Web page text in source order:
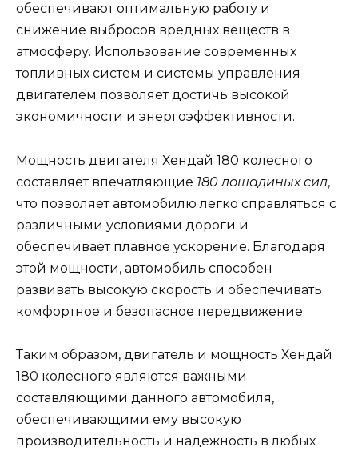
обеспечивают оптимальную работу и
снижение выбросов вредных веществ в
атмосферу. Использование современных
топливных систем и системы управления
двигателем позволяет достичь высокой
экономичности и энергоэффективности.
Мощность двигателя Хендай 180 колесного
составляет впечатляющие 180 лошадиных сил,
что позволяет автомобилю легко справляться с
различными условиями дороги и
обеспечивает плавное ускорение. Благодаря
этой мощности, автомобиль способен
развивать высокую скорость и обеспечивать
комфортное и безопасное передвижение.
Таким образом, двигатель и мощность Хендай
180 колесного являются важными
составляющими данного автомобиля,
обеспечивающими ему высокую
производительность и надежность в любых